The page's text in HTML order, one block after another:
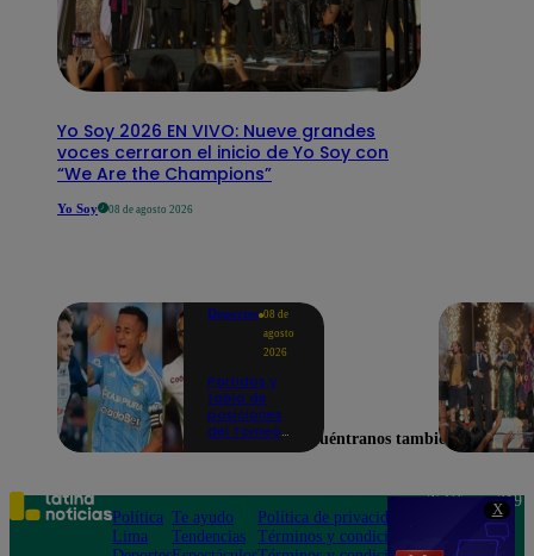
X
Yo Soy 2026 EN VIVO: Nueve grandes
voces cerraron el inicio de Yo Soy con
“We Are the Champions”
Yo Soy 08 de agosto 2026
Deportes 08 de
agosto
2026
Partidos y
tabla de
posiciones
del Torneo
en la fecha 4
Encuéntranos también en
Política
Lima
Te ayudo
Tendencias
Política de privacidad
Términos y condiciones
Teléfono: 219
Av. San